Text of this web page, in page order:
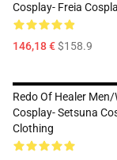
Cosplay- Freia
146,18 €$158.9
Redo Of Healer
Cosplay- Setsuna
Clothing